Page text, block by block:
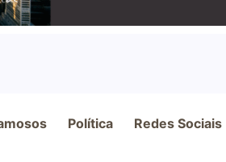
Política Redes Sociais